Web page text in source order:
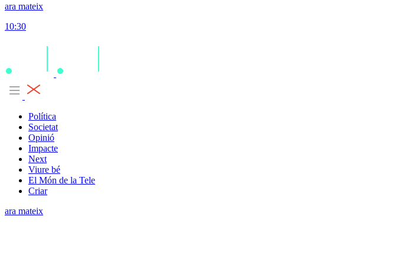
ara mateix
10:30
Política
Societat
Opinió
Impacte
Next
Viure bé
El Món de la Tele
Criar
ara mateix